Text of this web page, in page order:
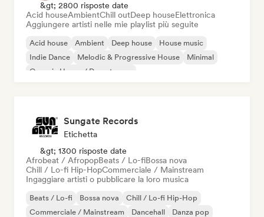
&gt; 2800 risposte date
Acid houseAmbientChill outDeep houseElettronica
Aggiungere artisti nelle mie playlist più seguite
Acid house Ambient Deep house
House music
Indie Dance
Melodic & Progressive House
Minimal
Organic House / Downtempo
Sungate Records
Etichetta
&gt; 1300 risposte date
Afrobeat / AfropopBeats / Lo-fiBossa nova
Chill / Lo-fi Hip-HopCommerciale / Mainstream
Ingaggiare artisti o pubblicare la loro musica
Beats / Lo-fi Bossa nova
Chill / Lo-fi Hip-Hop
Commerciale / Mainstream
Dancehall
Danza pop